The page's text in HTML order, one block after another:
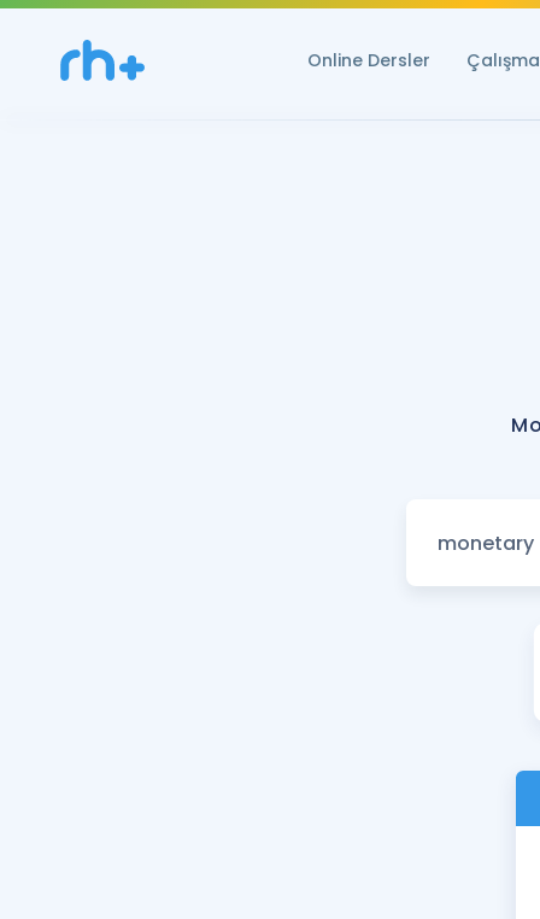
Online Dersler